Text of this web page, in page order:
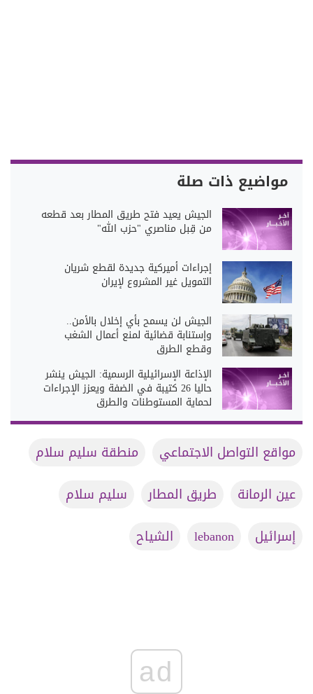
مواضيع ذات صلة
الجيش يعيد فتح طريق المطار بعد قطعه
من قِبل مناصري "حزب الله"
إجراءات أميركية جديدة لقطع شريان
التمويل غير المشروع لإيران
الجيش لن يسمح بأي إخلال بالأمن..
وإستنابة قضائية لمنع أعمال الشغب
وقطع الطرق
الإذاعة الإسرائيلية الرسمية: الجيش ينشر
حاليا 26 كتيبة في الضفة ويعزز الإجراءات
لحماية المستوطنات والطرق
مواقع التواصل الاجتماعي
منطقة سليم سلام
عين الرمانة
طريق المطار
سليم سلام
إسرائيل
lebanon الشياح
ad